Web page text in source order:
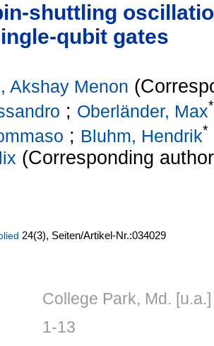
shuttling
qubit gates
Akshay Menon
; Oberländer, Max*
; Bluhm, Hendrik*
(Corresponding
24(3), Seiten/Artikel-Nr.:034029
College Park, Md.
1-13